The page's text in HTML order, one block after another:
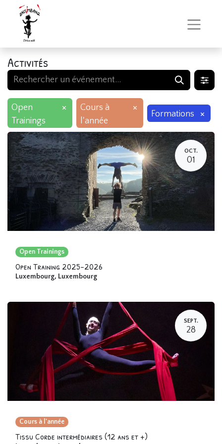
Activités
Open
Trainings
×
Cours à
l'année
×
Formations ×
OCT.
01
Open Trainings
Open Training 2025-2026
Luxembourg, Luxembourg
SEPT.
28
Cours à l'année
Tissu Corde intermédiaires (12 ans et +)